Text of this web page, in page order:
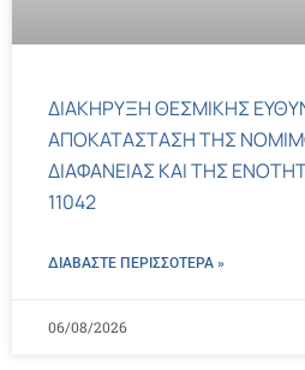
ΔΙΑΚΗΡΥΞΗ ΘΕΣΜΙΚΗΣ
ΑΠΟΚΑΤΑΣΤΑΣΗ ΤΗΣ
ΔΙΑΦΑΝΕΙΑΣ ΚΑΙ ΤΗΣ
11042
ΔΙΑΒΑΣΤΕ ΠΕΡΙΣΣΌΤΕΡΑ »
06/08/2026